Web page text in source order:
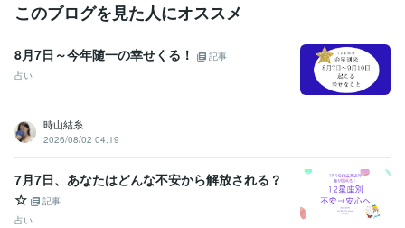
このブログを見た人にオススメ
8月7日～今年随一の幸せくる！
記事
占い
時山結糸
2026/08/02 04:19
7月7日、あなたはどんな不安から解放される？
☆
記事
占い